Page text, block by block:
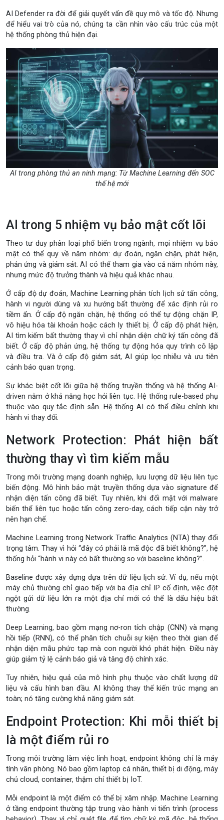
AI Defender ra đời để giải quyết vấn đề quy mô và tốc độ. Nhưng
để hiểu vai trò của nó, chúng ta cần nhìn vào cấu trúc của một
hệ thống phòng thủ hiện đại.
AI trong phòng thủ an ninh mạng: Từ Machine Learning đến SOC
thế hệ mới
AI trong 5 nhiệm vụ bảo mật cốt lõi
Theo tư duy phân loại phổ biến trong ngành, mọi nhiệm vụ bảo
mật có thể quy về năm nhóm: dự đoán, ngăn chặn, phát hiện,
phản ứng và giám sát. AI có thể tham gia vào cả năm nhóm này,
nhưng mức độ trưởng thành và hiệu quả khác nhau.
Ở cấp độ dự đoán, Machine Learning phân tích lịch sử tấn công,
hành vi người dùng và xu hướng bất thường để xác định rủi ro
tiềm ẩn. Ở cấp độ ngăn chặn, hệ thống có thể tự động chặn IP,
vô hiệu hóa tài khoản hoặc cách ly thiết bị. Ở cấp độ phát hiện,
AI tìm kiếm bất thường thay vì chỉ nhận diện chữ ký tấn công đã
biết. Ở cấp độ phản ứng, hệ thống tự động hóa quy trình cô lập
và điều tra. Và ở cấp độ giám sát, AI giúp lọc nhiễu và ưu tiên
cảnh báo quan trọng.
Sự khác biệt cốt lõi giữa hệ thống truyền thống và hệ thống AI-
driven nằm ở khả năng học hỏi liên tục. Hệ thống rule-based phụ
thuộc vào quy tắc định sẵn. Hệ thống AI có thể điều chỉnh khi
hành vi thay đổi.
Network Protection: Phát hiện bất
thường thay vì tìm kiếm mẫu
Trong môi trường mạng doanh nghiệp, lưu lượng dữ liệu liên tục
biến động. Mô hình bảo mật truyền thống dựa vào signature để
nhận diện tấn công đã biết. Tuy nhiên, khi đối mặt với malware
biến thể liên tục hoặc tấn công zero-day, cách tiếp cận này trở
nên hạn chế.
Machine Learning trong Network Traffic Analytics (NTA) thay đổi
trọng tâm. Thay vì hỏi “đây có phải là mã độc đã biết không?”, hệ
thống hỏi “hành vi này có bất thường so với baseline không?”.
Baseline được xây dựng dựa trên dữ liệu lịch sử. Ví dụ, nếu một
máy chủ thường chỉ giao tiếp với ba địa chỉ IP cố định, việc đột
ngột gửi dữ liệu lớn ra một địa chỉ mới có thể là dấu hiệu bất
thường.
Deep Learning, bao gồm mạng nơ-ron tích chập (CNN) và mạng
hồi tiếp (RNN), có thể phân tích chuỗi sự kiện theo thời gian để
nhận diện mẫu phức tạp mà con người khó phát hiện. Điều này
giúp giảm tỷ lệ cảnh báo giả và tăng độ chính xác.
Tuy nhiên, hiệu quả của mô hình phụ thuộc vào chất lượng dữ
liệu và cấu hình ban đầu. AI không thay thế kiến trúc mạng an
toàn; nó tăng cường khả năng giám sát.
Endpoint Protection: Khi mỗi thiết bị
là một điểm rủi ro
Trong môi trường làm việc linh hoạt, endpoint không chỉ là máy
tính văn phòng. Nó bao gồm laptop cá nhân, thiết bị di động, máy
chủ cloud, container, thậm chí thiết bị IoT.
Mỗi endpoint là một điểm có thể bị xâm nhập. Machine Learning
ở tầng endpoint thường tập trung vào hành vi tiến trình (process